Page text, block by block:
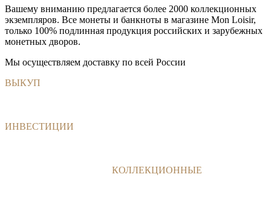
Вашему вниманию предлагается более 2000 коллекционных
экземпляров. Все монеты и банкноты в магазине Mon Loisir,
только 100% подлинная продукция российских и зарубежных
монетных дворов.
Мы осуществляем доставку по всей России
ВЫКУП
ИНВЕСТИЦИИ
КОЛЛЕКЦИОННЫЕ